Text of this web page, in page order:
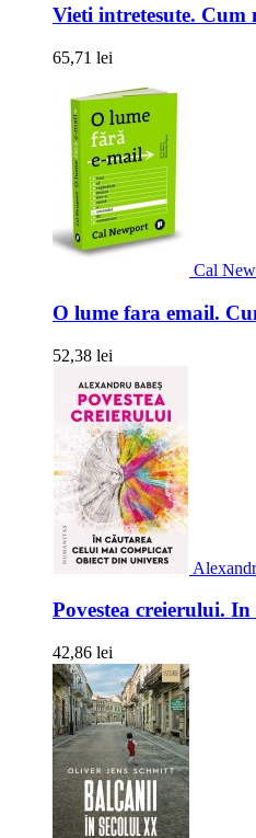
Vieti intretesute. Cum
65,71 lei
Cal
O lume fara email.
52,38 lei
Povestea creierului.
42,86 lei